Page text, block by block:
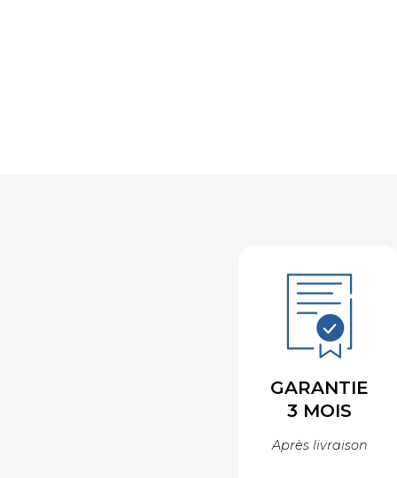
GARANTIE
3 MOIS
Après livraison